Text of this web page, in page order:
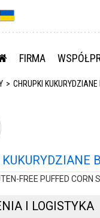
FIRMA
CHRUPKI KUKURYDZIANE
FREE PUFFED CORN
I LOGISTYKA